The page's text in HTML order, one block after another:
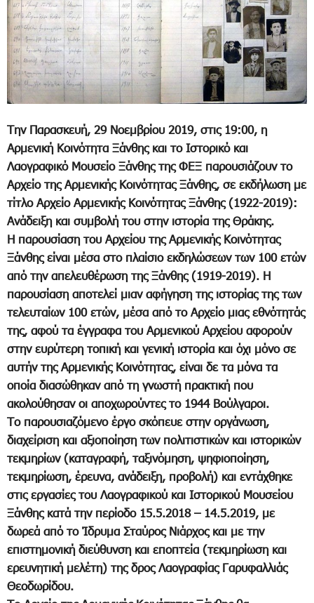
Την Παρασκευή, 29 Νοεμβρίου 2019, στις 19:00, η
Αρμενική Κοινότητα Ξάνθης και το Ιστορικό και
Λαογραφικό Μουσείο Ξάνθης της ΦΕΞ παρουσιάζουν το
Αρχείο της Αρμενικής Κοινότητας Ξάνθης, σε εκδήλωση με
τίτλο Αρχείο Αρμενικής Κοινότητας Ξάνθης (1922-2019):
Ανάδειξη και συμβολή του στην ιστορία της Θράκης.
H παρουσίαση του Αρχείου της Αρμενικής Κοινότητας
Ξάνθης είναι μέσα στο πλαίσιο εκδηλώσεων των 100 ετών
από την απελευθέρωση της Ξάνθης (1919-2019). H
παρουσίαση αποτελεί μιαν αφήγηση της ιστορίας της των
τελευταίων 100 ετών, μέσα από το Αρχείο μιας εθνότητάς
της, αφού τα έγγραφα του Αρμενικού Αρχείου αφορούν
στην ευρύτερη τοπική και γενική ιστορία και όχι μόνο σε
αυτήν της Αρμενικής Κοινότητας, είναι δε τα μόνα τα
οποία διασώθηκαν από τη γνωστή πρακτική που
ακολούθησαν οι αποχωρούντες το 1944 Βούλγαροι.
Το παρουσιαζόμενο έργο σκόπευε στην οργάνωση,
διαχείριση και αξιοποίηση των πολιτιστικών και ιστορικών
τεκμηρίων (καταγραφή, ταξινόμηση, ψηφιοποίηση,
τεκμηρίωση, έρευνα, ανάδειξη, προβολή) και εντάχθηκε
στις εργασίες του Λαογραφικού και Ιστορικού Μουσείου
Ξάνθης κατά την περίοδο 15.5.2018 – 14.5.2019, με
δωρεά από το Ίδρυμα Σταύρος Νιάρχος και με την
επιστημονική διεύθυνση και εποπτεία (τεκμηρίωση και
ερευνητική μελέτη) της δρος Λαογραφίας Γαρυφαλλιάς
Θεοδωρίδου.